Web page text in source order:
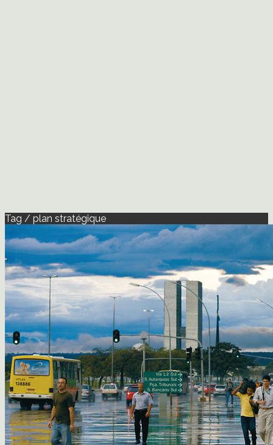
Tag / plan stratégique